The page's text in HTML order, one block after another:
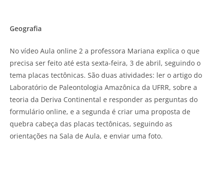
Geografia
No vídeo Aula online 2 a professora Mariana explica o que
precisa ser feito até esta sexta-feira, 3 de abril, seguindo o
tema placas tectônicas. São duas atividades: ler o artigo do
Laboratório de Paleontologia Amazônica da UFRR, sobre a
teoria da Deriva Continental e responder as perguntas do
formulário online, e a segunda é criar uma proposta de
quebra cabeça das placas tectônicas, seguindo as
orientações na Sala de Aula, e enviar uma foto.